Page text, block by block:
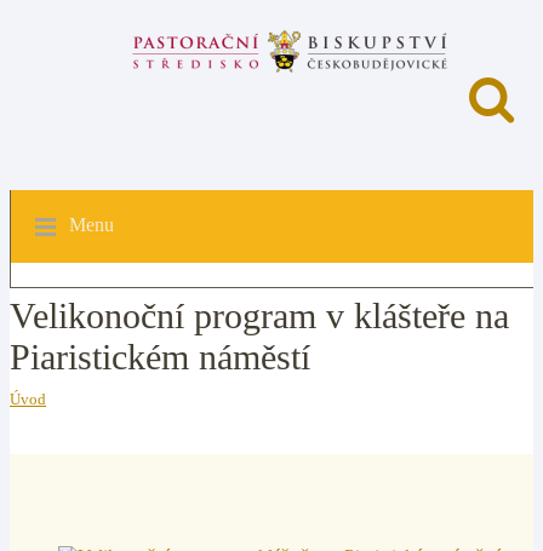
Menu
Velikonoční program v klášteře na
Piaristickém náměstí
Úvod